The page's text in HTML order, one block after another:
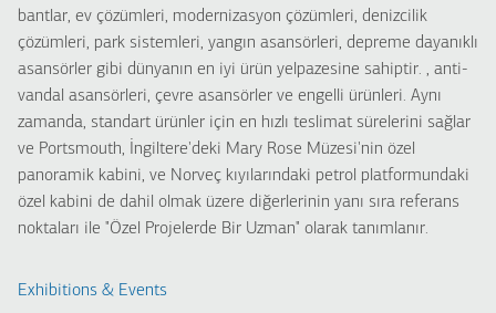
bantlar, ev çözümleri, modernizasyon çözümleri, denizcilik
çözümleri, park sistemleri, yangın asansörleri, depreme dayanıklı
asansörler gibi dünyanın en iyi ürün yelpazesine sahiptir. , anti-
vandal asansörleri, çevre asansörler ve engelli ürünleri. Aynı
zamanda, standart ürünler için en hızlı teslimat sürelerini sağlar
ve Portsmouth, İngiltere'deki Mary Rose Müzesi'nin özel
panoramik kabini, ve Norveç kıyılarındaki petrol platformundaki
özel kabini de dahil olmak üzere diğerlerinin yanı sıra referans
noktaları ile "Özel Projelerde Bir Uzman" olarak tanımlanır.
Exhibitions & Events